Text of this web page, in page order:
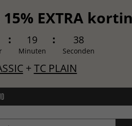
EXTRA
19
Minuten
37
Seconden
+ TC PLAIN